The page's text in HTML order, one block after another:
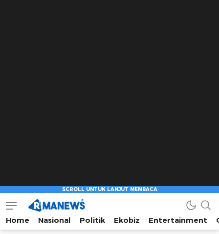
Home Nasional Politik Ekobiz Entertainment